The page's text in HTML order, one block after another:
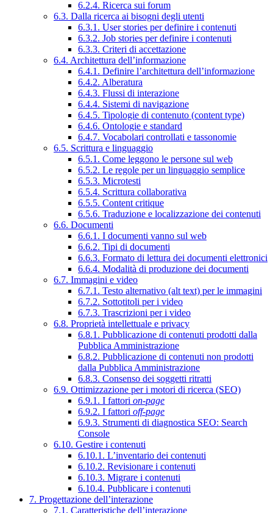
6.2.4. Ricerca sui forum
6.3. Dalla ricerca ai bisogni degli utenti
6.3.1. User stories per definire i contenuti
6.3.2. Job stories per definire i contenuti
6.3.3. Criteri di accettazione
6.4. Architettura dell’informazione
6.4.1. Definire l’architettura dell’informazione
6.4.2. Alberatura
6.4.3. Flussi di interazione
6.4.4. Sistemi di navigazione
6.4.5. Tipologie di contenuto (content type)
6.4.6. Ontologie e standard
6.4.7. Vocabolari controllati e tassonomie
6.5. Scrittura e linguaggio
6.5.1. Come leggono le persone sul web
6.5.2. Le regole per un linguaggio semplice
6.5.3. Microtesti
6.5.4. Scrittura collaborativa
6.5.5. Content critique
6.5.6. Traduzione e localizzazione dei contenuti
6.6. Documenti
6.6.1. I documenti vanno sul web
6.6.2. Tipi di documenti
6.6.3. Formato di lettura dei documenti elettronici
6.6.4. Modalità di produzione dei documenti
6.7. Immagini e video
6.7.1. Testo alternativo (alt text) per le immagini
6.7.2. Sottotitoli per i video
6.7.3. Trascrizioni per i video
6.8. Proprietà intellettuale e privacy
6.8.1. Pubblicazione di contenuti prodotti dalla
Pubblica Amministrazione
6.8.2. Pubblicazione di contenuti non prodotti
dalla Pubblica Amministrazione
6.8.3. Consenso dei soggetti ritratti
6.9. Ottimizzazione per i motori di ricerca (SEO)
6.9.1. I fattori on-page
6.9.2. I fattori off-page
6.9.3. Strumenti di diagnostica SEO: Search
Console
6.10. Gestire i contenuti
6.10.1. L’inventario dei contenuti
6.10.2. Revisionare i contenuti
6.10.3. Migrare i contenuti
6.10.4. Pubblicare i contenuti
7. Progettazione dell’interazione
7.1. Caratteristiche dell’interazione